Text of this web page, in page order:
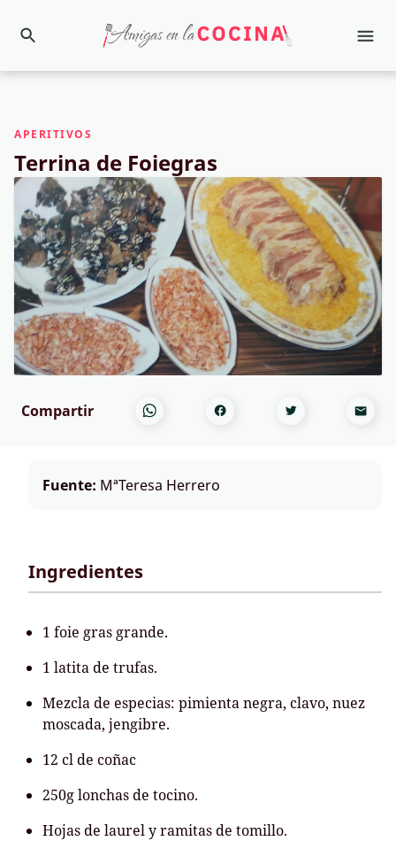
APERITIVOS
Terrina de Foiegras
Compartir
Fuente: MªTeresa Herrero
Ingredientes
1 foie gras grande.
1 latita de trufas.
Mezcla de especias: pimienta negra, clavo, nuez
moscada, jengibre.
12 cl de coñac
250g lonchas de tocino.
Hojas de laurel y ramitas de tomillo.